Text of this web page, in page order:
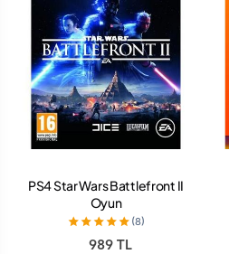
PS4 Star Wars Battlefront II
Oyun
(8)
989 TL